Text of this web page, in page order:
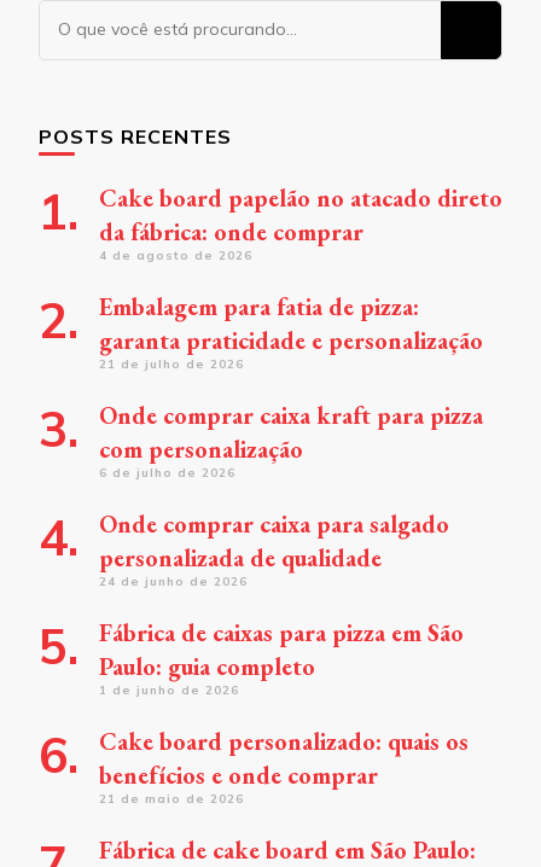
Procurando
algo?
POSTS RECENTES
Cake board papelão no atacado direto
da fábrica: onde comprar
4 de agosto de 2026
Embalagem para fatia de pizza:
garanta praticidade e personalização
21 de julho de 2026
Onde comprar caixa kraft para pizza
com personalização
6 de julho de 2026
Onde comprar caixa para salgado
personalizada de qualidade
24 de junho de 2026
Fábrica de caixas para pizza em São
Paulo: guia completo
1 de junho de 2026
Cake board personalizado: quais os
benefícios e onde comprar
21 de maio de 2026
Fábrica de cake board em São Paulo: